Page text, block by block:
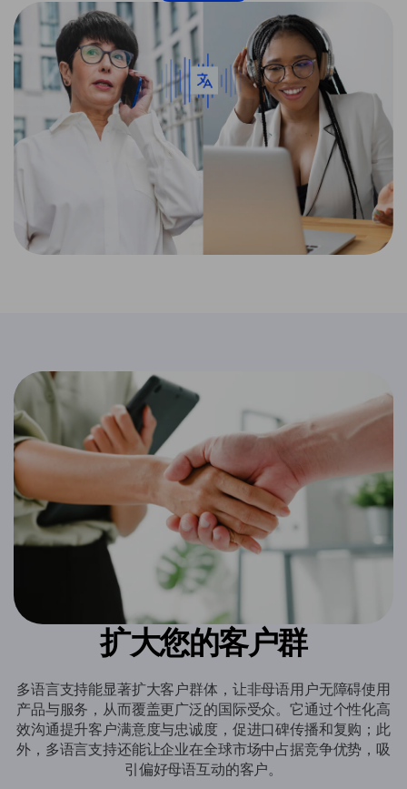
扩大您的客户群
多语言支持能显著扩大客户群体，让非母语用户无障碍使用
产品与服务，从而覆盖更广泛的国际受众。它通过个性化高
效沟通提升客户满意度与忠诚度，促进口碑传播和复购；此
外，多语言支持还能让企业在全球市场中占据竞争优势，吸
引偏好母语互动的客户。